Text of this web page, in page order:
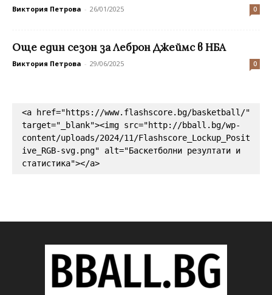
Виктория Петрова - 26/01/2025 0
Още един сезон за Леброн Джеймс в НБА
Виктория Петрова - 29/06/2025 0
<a href="https://www.flashscore.bg/basketball/"
target="_blank"><img src="http://bball.bg/wp-
content/uploads/2024/11/Flashscore_Lockup_Posit
ive_RGB-svg.png" alt="Баскетболни резултати и
статистика"></a>